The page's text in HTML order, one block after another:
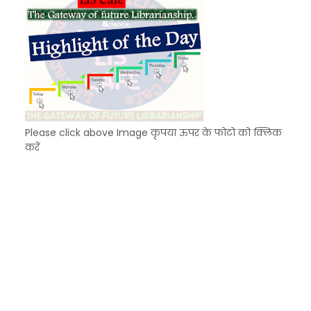
Please click above Image कृपया ऊपर के फोटो को क्लिक
करें